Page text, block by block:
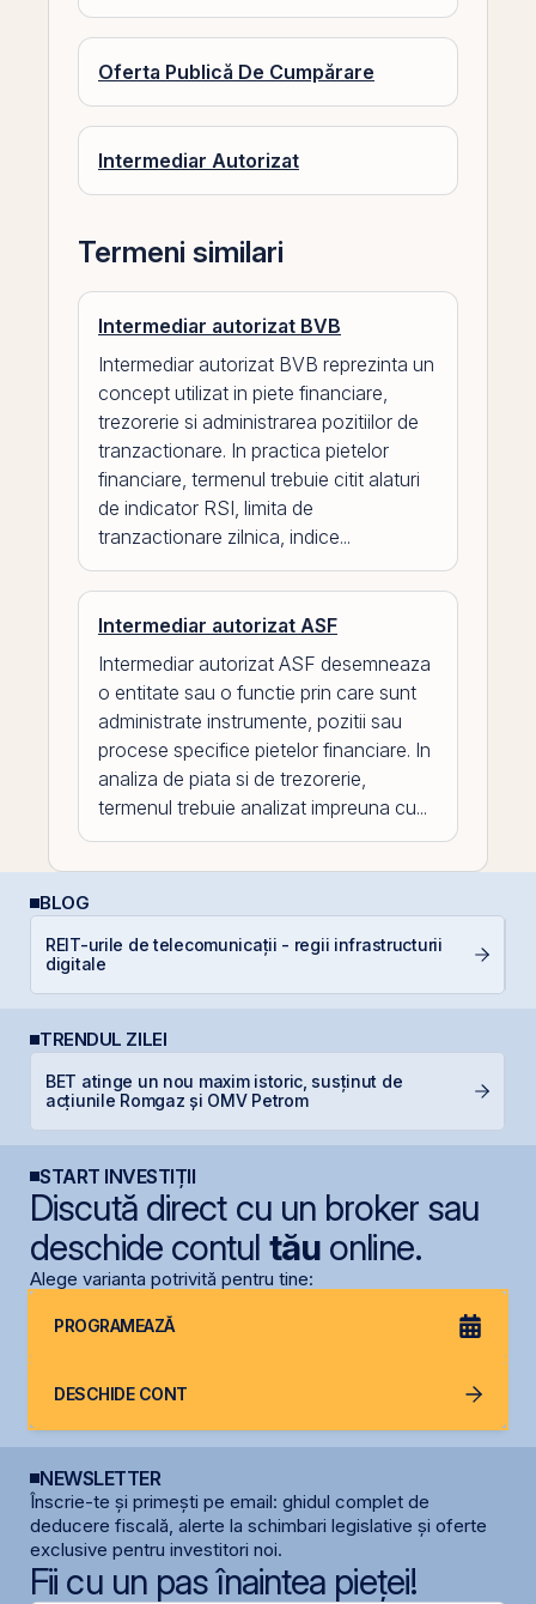
Oferta Publică De Cumpărare
Intermediar Autorizat
Termeni similari
Intermediar autorizat BVB
Intermediar autorizat BVB reprezinta un
concept utilizat in piete financiare,
trezorerie si administrarea pozitiilor de
tranzactionare. In practica pietelor
financiare, termenul trebuie citit alaturi
de indicator RSI, limita de
tranzactionare zilnica, indice...
Intermediar autorizat ASF
Intermediar autorizat ASF desemneaza
o entitate sau o functie prin care sunt
administrate instrumente, pozitii sau
procese specifice pietelor financiare. In
analiza de piata si de trezorerie,
termenul trebuie analizat impreuna cu...
BLOG
REIT-urile de telecomunicații - regii infrastructurii
digitale
TRENDUL ZILEI
BET atinge un nou maxim istoric, susținut de
acțiunile Romgaz și OMV Petrom
START INVESTIȚII
Discută direct cu un broker sau
deschide contul tăuonline.
Alege varianta potrivită pentru tine:
PROGRAMEAZĂ
DESCHIDE CONT
NEWSLETTER
Înscrie-te și primești pe email: ghidul complet de
deducere fiscală, alerte la schimbari legislative și oferte
exclusive pentru investitori noi.
Fii cu un pas înaintea pieței!